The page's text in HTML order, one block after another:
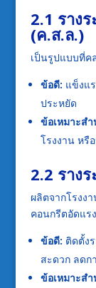
2.1 ราง
(ค.ส.ล.)
เป็นรูปแบบที่ค
ข้อดี: แข็งแ
ประหยัด
ข้อเหมาะสำ
โรงงาน หรื
2.2 ราง
ผลิตจากโรงง
คอนกรีตอัดแร
ข้อดี: ติดตั้ง
สะดวก ลดก
ข้อเหมาะสำ